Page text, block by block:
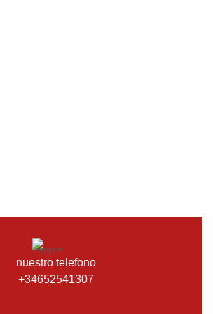
nuestro telefono
+34652541307